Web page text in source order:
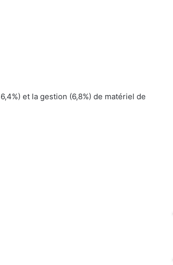
et la gestion (6,8%) de matériel de